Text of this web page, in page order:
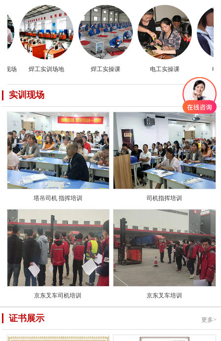
场 焊工实训场地 焊工实操课 电工实操课 电
实训现场 更多>
塔吊司机 指挥培训 司机指挥培训
京东叉车司机培训 京东叉车培训
证书展示 更多>